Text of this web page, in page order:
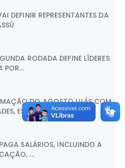
DEFINIR REPRESENTANTES DA
RODADA DEFINE LÍDERES
POR...
DO AGOSTO LILÁS COM
ESCOL...
SALÁRIOS, INCLUINDO A
...